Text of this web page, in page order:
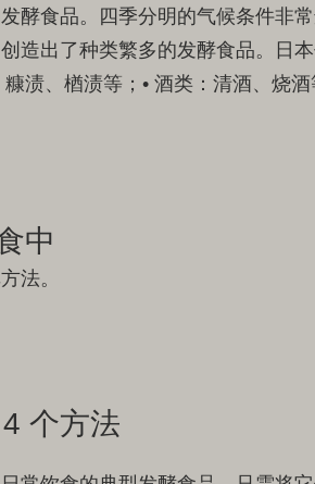
酵食品。四季分明的气候条件非
造出了种类繁多的发酵食品。日
渍、楢渍等；• 酒类：清酒、烧
中
法。
个方法